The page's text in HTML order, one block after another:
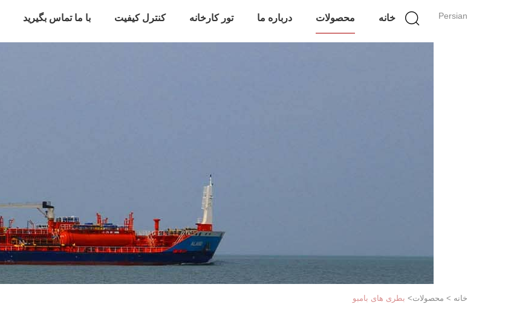
Persian خانه محصولات درباره ما تور کارخانه کنترل کیفیت با ما تماس بگیرید
خانه > محصولات> بطری های بامبو